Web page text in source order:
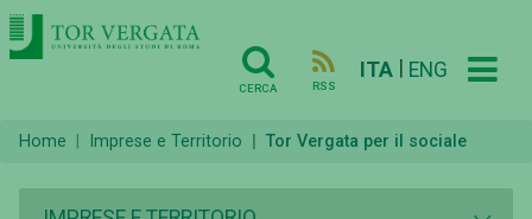
CERCA RSS
ITA ENG
Home Imprese e Territorio Tor Vergata per il sociale